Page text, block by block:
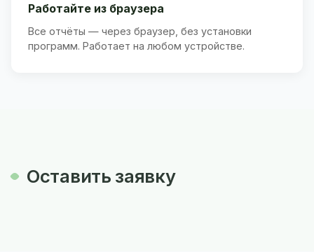
Работайте из браузера
Все отчёты — через браузер, без установки
программ. Работает на любом устройстве.
Оставить заявку